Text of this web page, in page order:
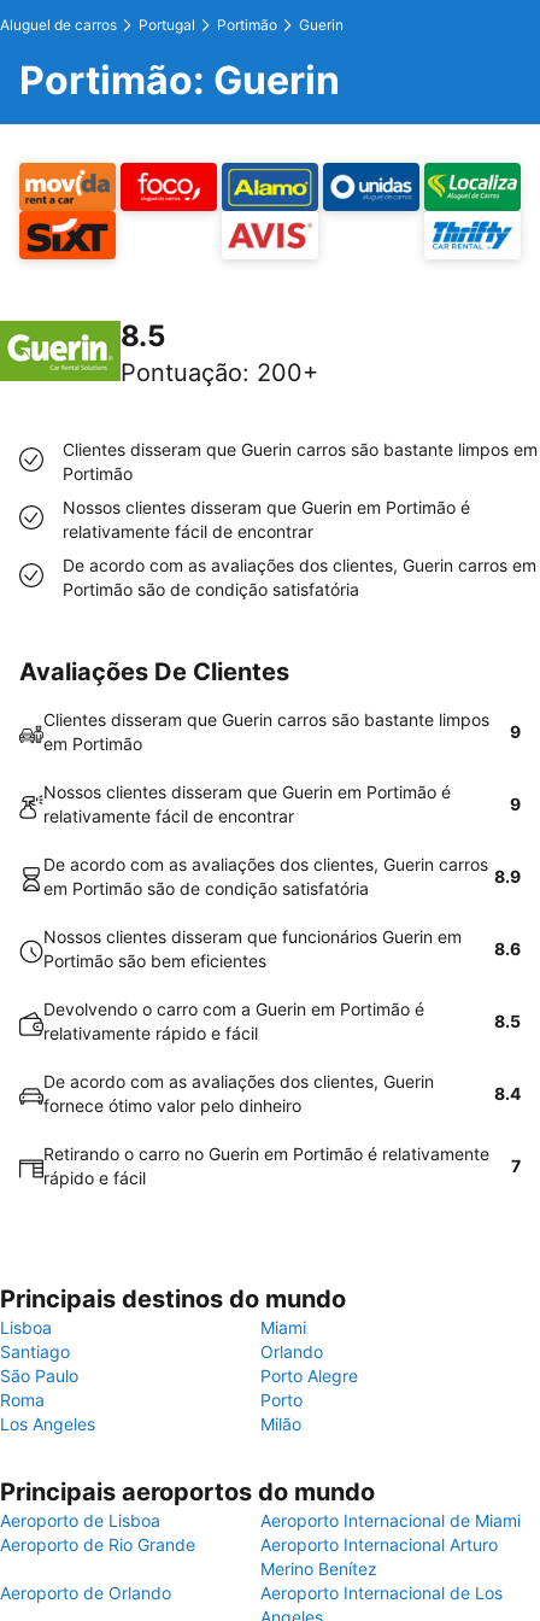
Aluguel de carros Portugal Portimão Guerin
Portimão: Guerin
8.5
Pontuação: 200+
Clientes disseram que Guerin carros são bastante limpos em
Portimão
Nossos clientes disseram que Guerin em Portimão é
relativamente fácil de encontrar
De acordo com as avaliações dos clientes, Guerin carros em
Portimão são de condição satisfatória
Avaliações De Clientes
Clientes disseram que Guerin carros são bastante limpos
em Portimão
9
Nossos clientes disseram que Guerin em Portimão é
relativamente fácil de encontrar
9
De acordo com as avaliações dos clientes, Guerin carros
em Portimão são de condição satisfatória
8.9
Nossos clientes disseram que funcionários Guerin em
Portimão são bem eficientes
8.6
Devolvendo o carro com a Guerin em Portimão é
relativamente rápido e fácil
8.5
De acordo com as avaliações dos clientes, Guerin
fornece ótimo valor pelo dinheiro
8.4
Retirando o carro no Guerin em Portimão é relativamente
rápido e fácil
7
Principais destinos do mundo
Lisboa
Miami
Santiago
Orlando
São Paulo
Porto Alegre
Roma
Porto
Los Angeles
Milão
Principais aeroportos do mundo
Aeroporto de Lisboa
Aeroporto Internacional de Miami
Aeroporto de Rio Grande
Aeroporto Internacional Arturo
Merino Benítez
Aeroporto de Orlando
Aeroporto Internacional de Los
Angeles